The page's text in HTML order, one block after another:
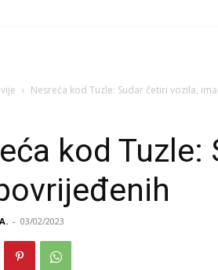
Nesreća kod Tuzle: Sudar četiri vozila,
kod
- 03/02/2023